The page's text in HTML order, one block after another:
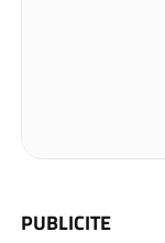
PUBLICITE